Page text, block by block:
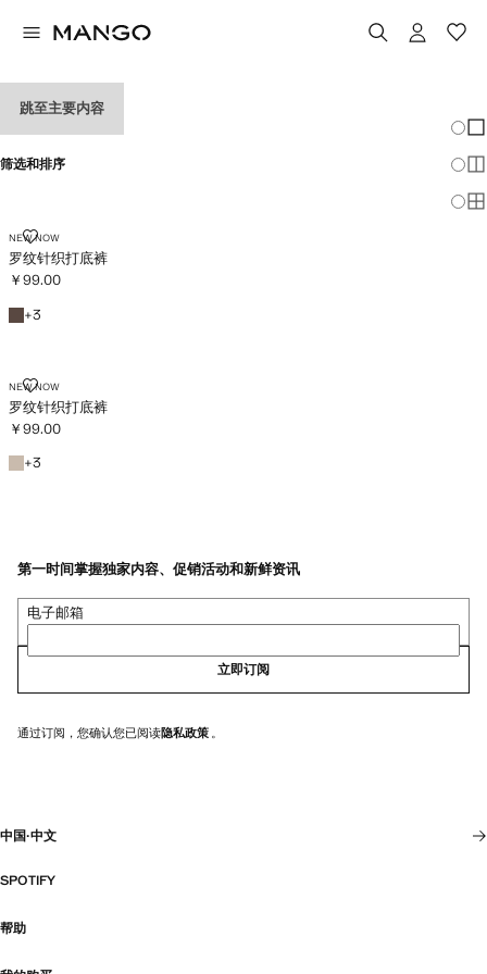
跳至主要内容
女童紧身裤
筛选和排序
改变
显
显
显
NEW NOW
罗纹针织打底裤
罗纹针织打底裤
当前价格 [￥99.00 ]
￥99.00
褐色
+3
颜色
NEW NOW
罗纹针织打底裤
罗纹针织打底裤
当前价格 [￥99.00 ]
￥99.00
中褐色
+3
颜色
第一时间掌握独家内容、促销活动和新鲜资讯
电子邮箱
立即订阅
通过订阅，您确认您已阅读隐私政策
中国·中文
SPOTIFY
帮助